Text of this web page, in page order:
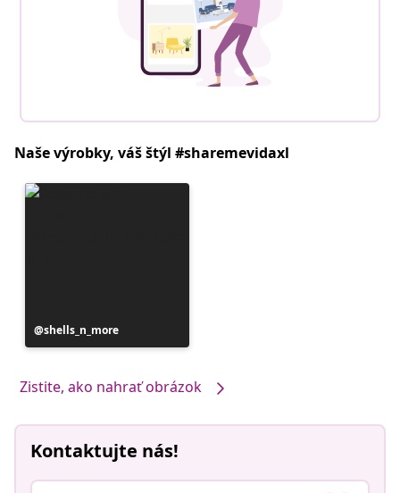
Naše výrobky, váš štýl #sharemevidaxl
Príspevok
zverejnil
shells_n_more
Zistite, ako nahrať obrázok
Kontaktujte nás!